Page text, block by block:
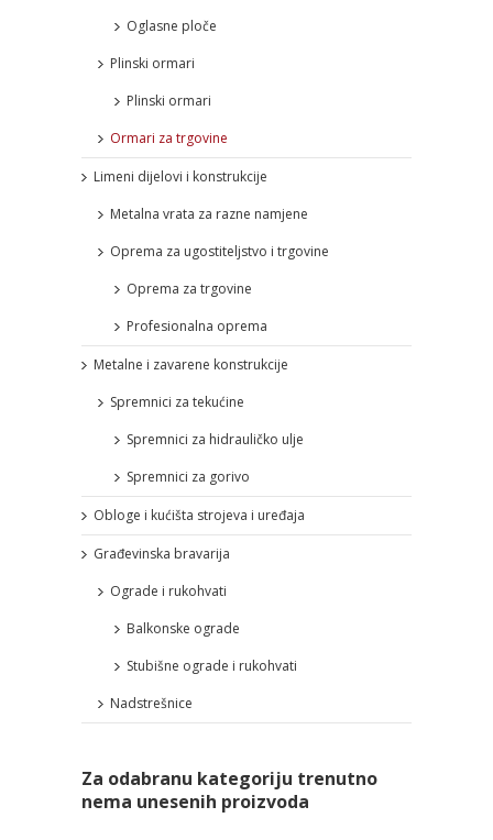
Oglasne ploče
Plinski ormari
Plinski ormari
Ormari za trgovine
Limeni dijelovi i konstrukcije
Metalna vrata za razne namjene
Oprema za ugostiteljstvo i trgovine
Oprema za trgovine
Profesionalna oprema
Metalne i zavarene konstrukcije
Spremnici za tekućine
Spremnici za hidrauličko ulje
Spremnici za gorivo
Obloge i kućišta strojeva i uređaja
Građevinska bravarija
Ograde i rukohvati
Balkonske ograde
Stubišne ograde i rukohvati
Nadstrešnice
Za odabranu kategoriju trenutno
nema unesenih proizvoda